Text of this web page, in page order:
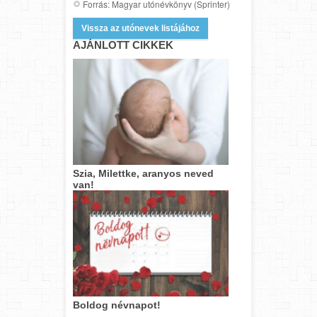
Forrás: Magyar utónévkönyv (Sprinter)
Vissza az utónevek listájához
AJÁNLOTT CIKKEK
Szia, Milettke, aranyos neved
van!
Boldog névnapot!